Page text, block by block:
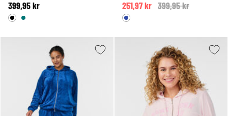
399,95 kr Price reduced from
399,95 kr
251,97 kr